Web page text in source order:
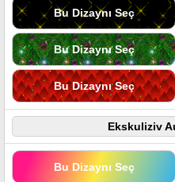
Bu Dizaynı Seç
Bu Dizaynı Seç
Bu Dizaynı Seç
Ekskuliziv
Bu Dizaynı Seç